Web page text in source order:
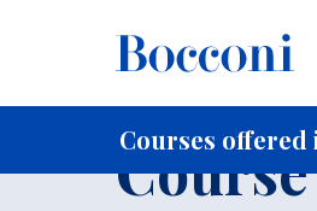
Courses offered
Home For current Students